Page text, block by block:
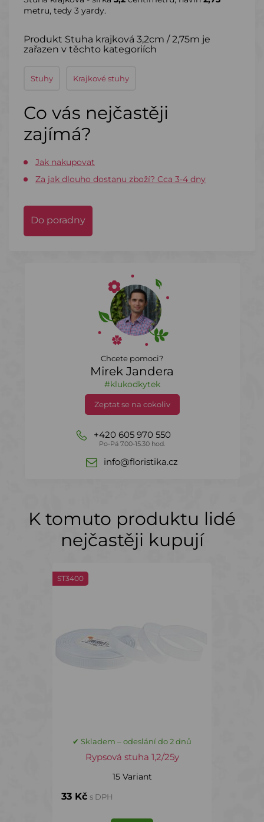
metru, tedy 3 yardy.
Produkt Stuha krajková 3,2cm / 2,75m je
zařazen v těchto kategoriích
Stuhy Krajkové stuhy
Co vás nejčastěji
zajímá?
Jak nakupovat
Za jak dlouho dostanu zboží? Cca 3-4 dny
Do poradny
Chcete pomoci?
Mirek Jandera
#klukodkytek
Zeptat se na cokoliv
+420 605 970 550
Po-Pá 7.00-15.30 hod.
info@floristika.cz
K tomuto produktu lidé
nejčastěji kupují
ST3400
✔ Skladem – odeslání do 2 dnů
Rypsová stuha 1,2/25y
15 Variant
33 Kč s DPH